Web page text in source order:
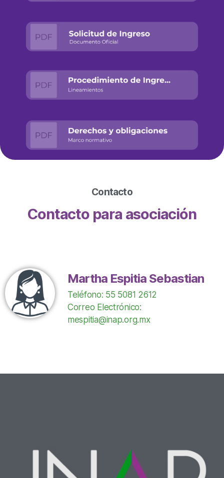
Contacto
Contacto para asociación
Martha Espitia Sebastian
Teléfono: 55 5081 2612
Correo Electrónico:
mespitia@inap.org.mx